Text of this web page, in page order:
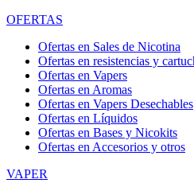
OFERTAS
Ofertas en Sales de Nicotina
Ofertas en resistencias y
Ofertas en Vapers
Ofertas en Aromas
Ofertas en Vapers Desechables
Ofertas en Líquidos
Ofertas en Bases y Nicokits
Ofertas en Accesorios y otros
VAPER